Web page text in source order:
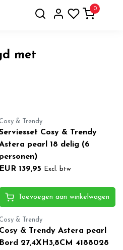
0
met
Cosy & Trendy
Cosy & Trendy
pearl 18 delig (6
personen)
EUR 139,95
Excl. btw
Toevoegen aan winkelwagen
Cosy & Trendy
Cosy & Trendy Astera pearl
Bord 27,4XH3,8CM 4188028